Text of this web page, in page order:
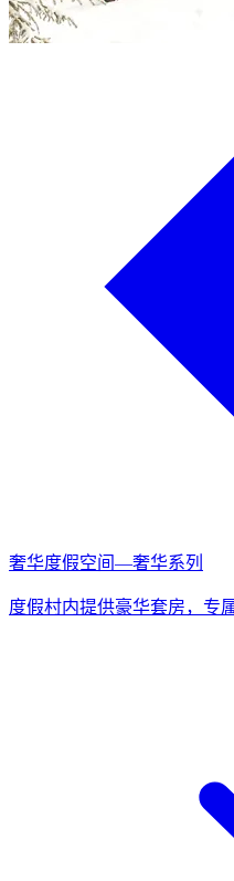
奢华度假空间—奢华系列
度假村内提供豪华套房，专